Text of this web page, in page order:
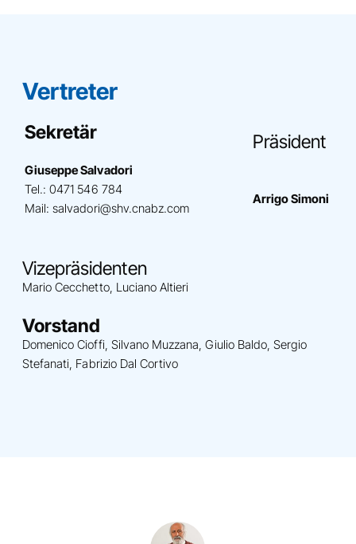
Vertreter
Sekretär
Giuseppe Salvadori
Tel.: 0471 546 784
Mail: salvadori@shv.cnabz.com
Präsident
Arrigo Simoni
Vizepräsidenten
Mario Cecchetto, Luciano Altieri
Vorstand
Domenico Cioffi, Silvano Muzzana, Giulio Baldo, Sergio
Stefanati, Fabrizio Dal Cortivo